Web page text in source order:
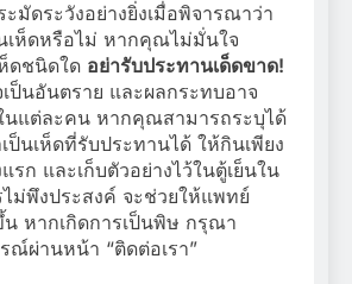
มัดระวังอย่างยิ่งเมื่อพิจารณาว่า
เห็ดหรือไม่ หากคุณไม่มั่นใจ
ดชนิดใด อย่ารับประทานเด็ดขาด!
ป็นอันตราย และผลกระทบอาจ
นแต่ละคน หากคุณสามารถระบุได้
ป็นเห็ดที่รับประทานได้ ให้กินเพียง
รก และเก็บตัวอย่างไว้ในตู้เย็นใน
ม่พึงประสงค์ จะช่วยให้แพทย์
น หากเกิดการเป็นพิษ กรุณา
ณ์ผ่านหน้า “ติดต่อเรา”